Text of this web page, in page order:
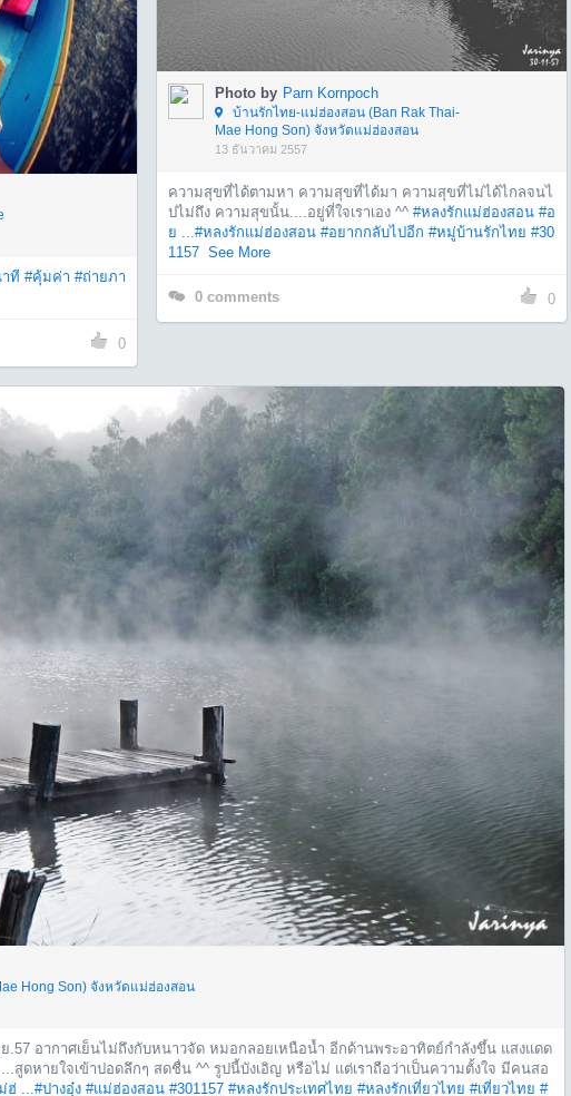
ที #คุ้มค่า #ถ่ายภา
0
Photo by Parn Kornpoch
บ้านรักไทย-แม่ฮ่องสอน (Ban Rak Thai-
Mae Hong Son) จังหวัดแม่ฮ่องสอน
13 ธันวาคม 2557
ความสุขที่ได้ตามหา ความสุขที่ได้มา ความสุขที่ไม่ได้ไกลจนไ
ปไม่ถึง ความสุขนั้น....อยู่ที่ใจเราเอง ^^ #หลงรักแม่ฮ่องสอน #อ
ย ...#หลงรักแม่ฮ่องสอน #อยากกลับไปอีก #หมู่บ้านรักไทย #30
1157 See More
0 comments 0
Hong Son) จังหวัดแม่ฮ่องสอน
ย.57 อากาศเย็นไม่ถึงกับหนาวจัด หมอกลอยเหนือน้ำ อีกด้านพระอาทิตย์กำลังขึ้น แสงแดด
สูดหายใจเข้าปอดลึกๆ สดชื่น ^^ รูปนี้บังเอิญ หรือไม่ แต่เราถือว่าเป็นความตั้งใจ มีคนสอ
ฮ่ ...#ปางอุ๋ง #แม่ฮ่องสอน #301157 #หลงรักประเทศไทย #หลงรักเที่ยวไทย #เที่ยวไทย #